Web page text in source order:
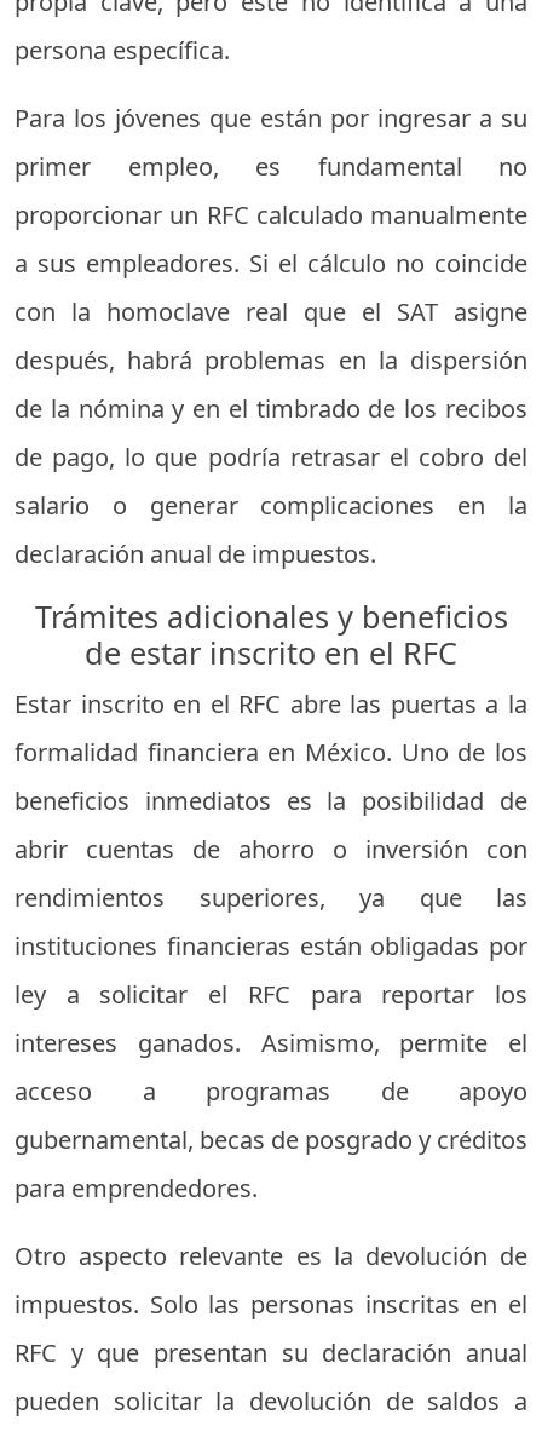
persona específica.
Para los jóvenes que están por ingresar a su
primer empleo, es fundamental no
proporcionar un RFC calculado manualmente
a sus empleadores. Si el cálculo no coincide
con la homoclave real que el SAT asigne
después, habrá problemas en la dispersión
de la nómina y en el timbrado de los recibos
de pago, lo que podría retrasar el cobro del
salario o generar complicaciones en la
declaración anual de impuestos.
Trámites adicionales y beneficios
de estar inscrito en el RFC
Estar inscrito en el RFC abre las puertas a la
formalidad financiera en México. Uno de los
beneficios inmediatos es la posibilidad de
abrir cuentas de ahorro o inversión con
rendimientos superiores, ya que las
instituciones financieras están obligadas por
ley a solicitar el RFC para reportar los
intereses ganados. Asimismo, permite el
acceso a programas de apoyo
gubernamental, becas de posgrado y créditos
para emprendedores.
Otro aspecto relevante es la devolución de
impuestos. Solo las personas inscritas en el
RFC y que presentan su declaración anual
pueden solicitar la devolución de saldos a